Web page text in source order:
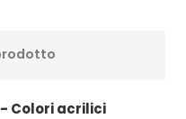
Colori acrilici